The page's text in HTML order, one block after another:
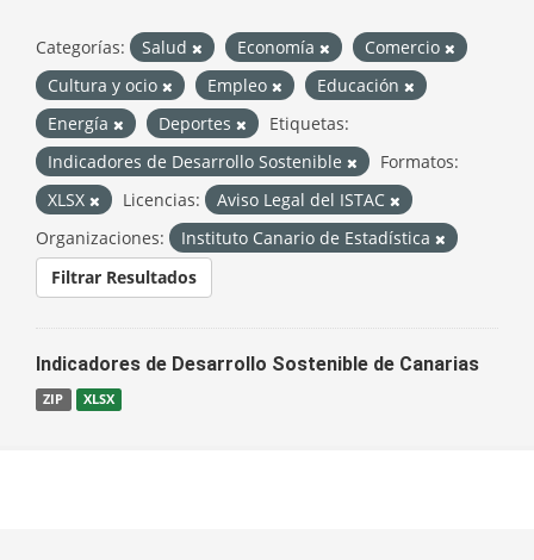
Categorías: Salud Economía
Comercio
Cultura y ocio
Empleo
Educación
Energía
Deportes
Etiquetas:
Indicadores de Desarrollo Sostenible
Formatos:
XLSX
Licencias:
Aviso Legal del ISTAC
Organizaciones:
Instituto Canario de Estadística
Filtrar Resultados
Indicadores de Desarrollo Sostenible de Canarias
ZIP XLSX